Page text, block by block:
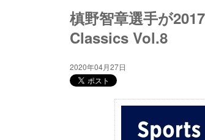
槙野智章選手が
Classics Vol.8
2020年04月27日